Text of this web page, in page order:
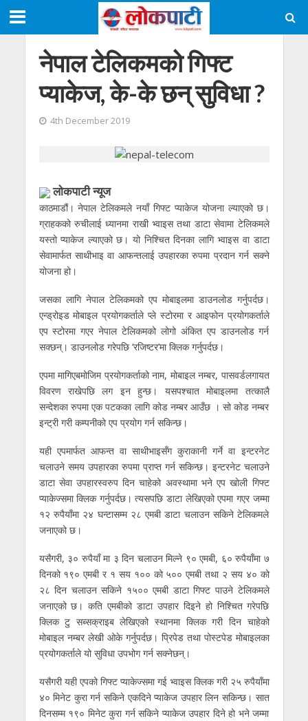
नेपाल टेलिकमको गिफ्ट
प्याकेज, के-के छन् सुविधा ?
4th December 2019
लाेकपाटी न्यूज
काठमाडौं। नेपाल टेलिकमले नयाँ गिफ्ट प्याकेज योजना ल्याएको छ।
ग्राहकको रुचीलाई ध्यानमा राखी भ्वाइस तथा डाटा सेवामा टेलिकमले
यस्तो प्याकेज ल्याएको छ। यो निश्चित दिनका लागि भ्वाइस वा डाटा
सेवामार्फत साथीभाइ वा आफन्तलाई उपहारका रुपमा प्रदान गर्न सक्ने
योजना हो।
जसका लागि नेपाल टेलिकमको एप मोबाइलमा डाउनलोड गर्नुपर्दछ।
एन्ड्रोइड मोबाइल प्रयोगकर्ताले प्ले स्टोरमा र आइफोन प्रयोगकर्ताले
एप स्टोरमा गएर नेपाल टेलिकमको लोगो अंकित एप डाउनलोड गर्न
सक्छन्। डाउनलोड गरेपछि ‘रजिष्टर’मा क्लिक गर्नुपर्दछ।
एपमा मागिएबमोजिम प्रयोगकर्ताको नाम, मोबाइल नम्बर, पासवर्डलगायत
विवरण राखेपछि लग इन हुन्छ। यसपश्चात मोबाइलमा तत्कालै
सन्देशका रुपमा एक पटकका लागि कोड नम्बर आउँछ । सो कोड नम्बर
इन्ट्री गरी कम्पनीको एप प्रयोग गर्न सकिन्छ।
यही एपमार्फत आफन्त वा साथीभाइसँग कुराकानी गर्ने वा इन्टरनेट
चलाउने समय उपहारका रुपमा प्राप्त गर्न सकिन्छ। इन्टरनेट चलाउने
डाटा सेवा उपहारस्वरुप दिन चाहेको अवस्थामा भने एप खोली गिफ्ट
प्याकेज्समा क्लिक गर्नुपर्दछ। त्यसपछि डाटा लेखिएको एपमा गएर जम्मा
१२ रुपैयाँमा २४ घन्टासम्म २८ एमबी डाटा चलाउन सकिने टेलिकमले
जनाएको छ।
यसैगरी, ३० रुपैयाँ मा ३ दिन चलाउन मिल्ने ९० एमबी, ६० रुपैयाँमा ७
दिनको १९० एमबी र १ सय १०० को ५०० एमबी तथा २ सय ४० को
२८ दिन चलाउन सकिने १५०० एमबी डाटा गिफ्ट पाउने टेलिकमले
जनाएको छ। कति एमबीको डाटा उपहार दिइने हो निश्चित गरेपछि
क्लिक टु सब्सक्राइब लेखिएको स्थानमा क्लिक गरी दिन चाहेको
मोबाइल नम्बर लेखी ओके गर्नुपर्दछ। प्रिपेड तथा पोस्टपेड मोबाइलका
प्रयोगकर्ताले यो सुविधा उपभोग गर्न सक्नेछन्।
यसैगरी यही एपको गिफ्ट प्याकेज्समा गई भ्वाइस क्लिक गरी २५ रुपैयाँमा
४० मिनेट कुरा गर्न सकिने एकदिने प्याकेज उपहार लिन सकिन्छ। सात
दिनसम्म १९० मिनेट कुरा गर्न सकिने प्याकेज उपहार दिने हो भने जम्मा